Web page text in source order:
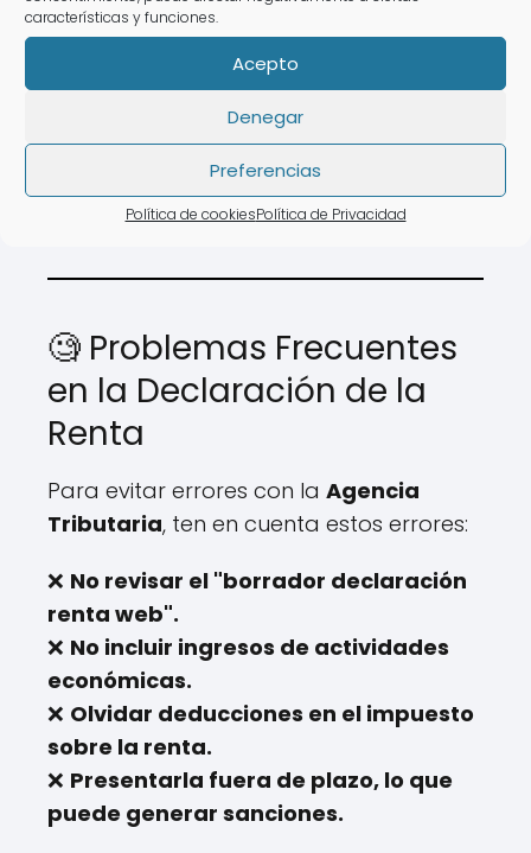
características y funciones.
Acepto
Denegar
Preferencias
Política de cookiesPolítica de Privacidad
⚠️Desventajas:
❌ Horarios limitados.
❌ Tiempo de espera elevado.
realizar tu declaración sin moverte de
tu residencia.
🧐 Problemas Frecuentes
en la Declaración de la
Renta
Para evitar errores con la Agencia
Tributaria, ten en cuenta estos errores:
❌ No revisar el "borrador declaración
renta web".
❌ No incluir ingresos de actividades
económicas.
❌ Olvidar deducciones en el impuesto
sobre la renta.
❌ Presentarla fuera de plazo, lo que
puede generar sanciones.